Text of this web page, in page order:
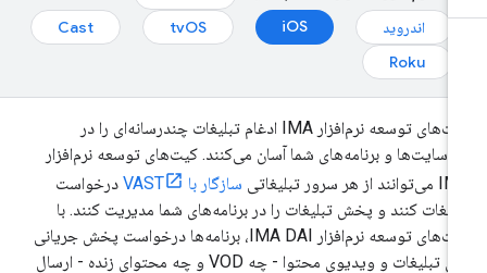
اندروید
iOS
tvOS
Cast
Roku
کیت‌های توسعه نرم‌افزار IMA ادغام تبلیغات چندرسانه‌ای را در
و برنامه‌های شما آسان می‌کنند. کیت‌های توسعه نرم‌افزار
سازگار با VAST
درخواست
کنند و پخش تبلیغات را در برنامه‌های شما مدیریت کنند. با
کیت‌های توسعه نرم‌افزار IMA DAI، برنامه‌ها درخواست پخش جریانی
برای تبلیغات و ویدیوی محتوا - چه VOD و چه محتوای زنده - ارسال